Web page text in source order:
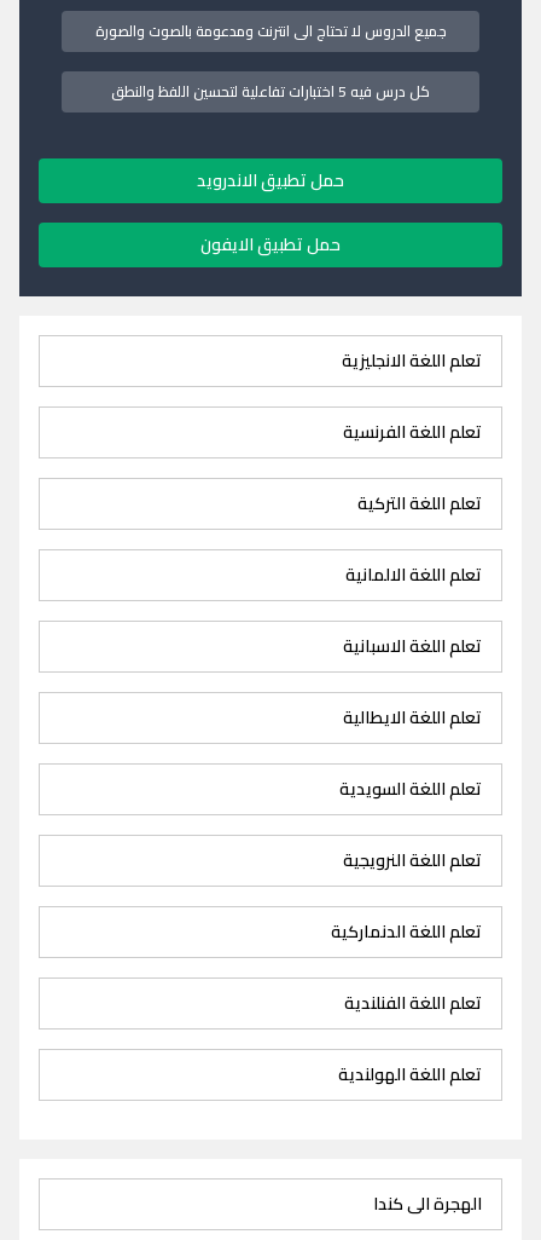
جميع الدروس لا تحتاج الى انترنت ومدعومة بالصوت والصورة
كل درس فيه 5 اختبارات تفاعلية لتحسين اللفظ والنطق
حمل تطبيق الاندرويد
حمل تطبيق الايفون
تعلم اللغة الانجليزية
تعلم اللغة الفرنسية
تعلم اللغة التركية
تعلم اللغة الالمانية
تعلم اللغة الاسبانية
تعلم اللغة الايطالية
تعلم اللغة السويدية
تعلم اللغة النرويجية
تعلم اللغة الدنماركية
تعلم اللغة الفنلندية
تعلم اللغة الهولندية
الهجرة الى كندا